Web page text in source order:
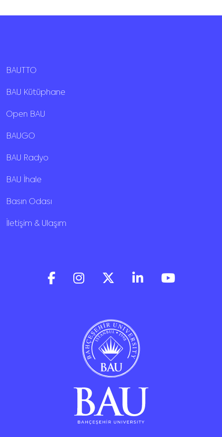
BAUTTO
BAU Kütüphane
Open BAU
BAUGO
BAU Radyo
BAU İhale
Basın Odası
İletişim & Ulaşım